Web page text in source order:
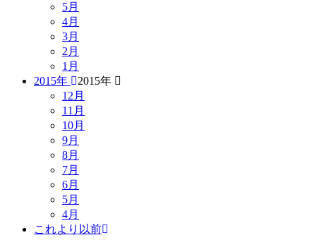
5月
4月
3月
2月
1月
2015年
2015年
12月
11月
10月
9月
8月
7月
6月
5月
4月
これより以前